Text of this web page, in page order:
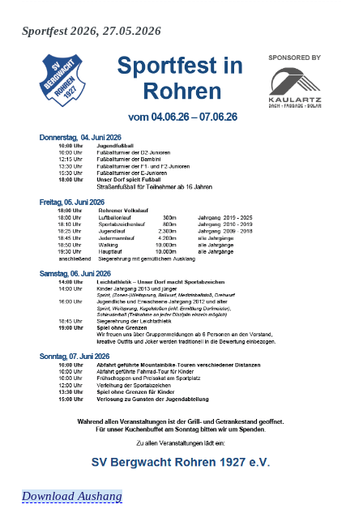
Sportfest 2026, 27.05.2026
Download Aushang